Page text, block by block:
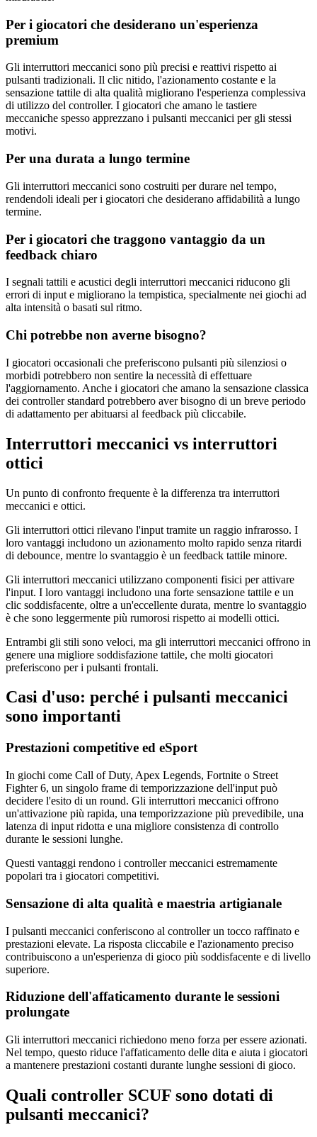
Per i giocatori che desiderano un'esperienza
premium
Gli interruttori meccanici sono più precisi e reattivi rispetto ai
pulsanti tradizionali. Il clic nitido, l'azionamento costante e la
sensazione tattile di alta qualità migliorano l'esperienza complessiva
di utilizzo del controller. I giocatori che amano le tastiere
meccaniche spesso apprezzano i pulsanti meccanici per gli stessi
motivi.
Per una durata a lungo termine
Gli interruttori meccanici sono costruiti per durare nel tempo,
rendendoli ideali per i giocatori che desiderano affidabilità a lungo
termine.
Per i giocatori che traggono vantaggio da un
feedback chiaro
I segnali tattili e acustici degli interruttori meccanici riducono gli
errori di input e migliorano la tempistica, specialmente nei giochi ad
alta intensità o basati sul ritmo.
Chi potrebbe non averne bisogno?
I giocatori occasionali che preferiscono pulsanti più silenziosi o
morbidi potrebbero non sentire la necessità di effettuare
l'aggiornamento. Anche i giocatori che amano la sensazione classica
dei controller standard potrebbero aver bisogno di un breve periodo
di adattamento per abituarsi al feedback più cliccabile.
Interruttori meccanici vs interruttori
ottici
Un punto di confronto frequente è la differenza tra interruttori
meccanici e ottici.
Gli interruttori ottici rilevano l'input tramite un raggio infrarosso. I
loro vantaggi includono un azionamento molto rapido senza ritardi
di debounce, mentre lo svantaggio è un feedback tattile minore.
Gli interruttori meccanici utilizzano componenti fisici per attivare
l'input. I loro vantaggi includono una forte sensazione tattile e un
clic soddisfacente, oltre a un'eccellente durata, mentre lo svantaggio
è che sono leggermente più rumorosi rispetto ai modelli ottici.
Entrambi gli stili sono veloci, ma gli interruttori meccanici offrono in
genere una migliore soddisfazione tattile, che molti giocatori
preferiscono per i pulsanti frontali.
Casi d'uso: perché i pulsanti meccanici
sono importanti
Prestazioni competitive ed eSport
In giochi come Call of Duty, Apex Legends, Fortnite o Street
Fighter 6, un singolo frame di temporizzazione dell'input può
decidere l'esito di un round. Gli interruttori meccanici offrono
un'attivazione più rapida, una temporizzazione più prevedibile, una
latenza di input ridotta e una migliore consistenza di controllo
durante le sessioni lunghe.
Questi vantaggi rendono i controller meccanici estremamente
popolari tra i giocatori competitivi.
Sensazione di alta qualità e maestria artigianale
I pulsanti meccanici conferiscono al controller un tocco raffinato e
prestazioni elevate. La risposta cliccabile e l'azionamento preciso
contribuiscono a un'esperienza di gioco più soddisfacente e di livello
superiore.
Riduzione dell'affaticamento durante le sessioni
prolungate
Gli interruttori meccanici richiedono meno forza per essere azionati.
Nel tempo, questo riduce l'affaticamento delle dita e aiuta i giocatori
a mantenere prestazioni costanti durante lunghe sessioni di gioco.
Quali controller SCUF sono dotati di
pulsanti meccanici?